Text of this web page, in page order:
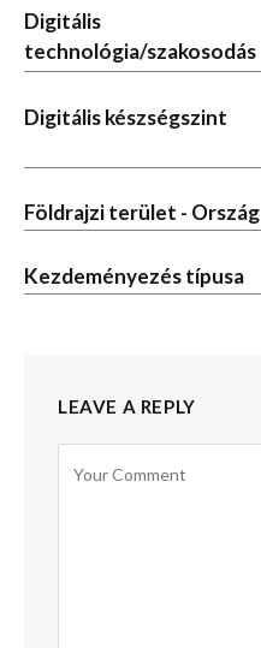
Digitális
technológia/szakosodás
Digitális készségszint
Földrajzi terület - Ország
Kezdeményezés típusa
LEAVE A REPLY